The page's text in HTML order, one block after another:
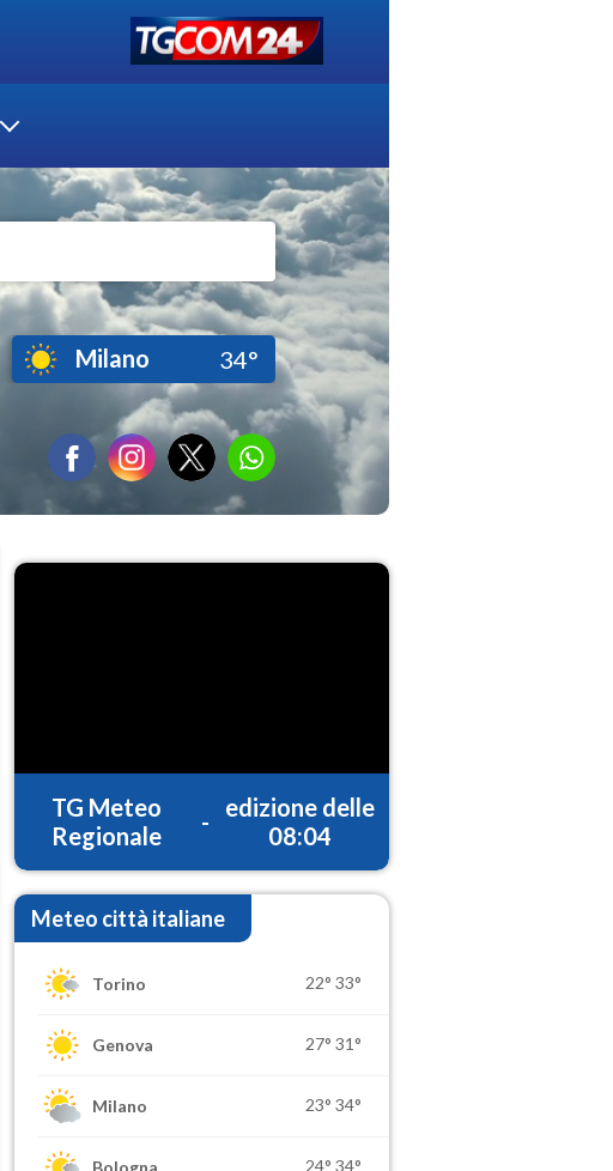
Milano 34°
TG Meteo
Regionale
-
edizione delle
08:04
Meteo città italiane
Torino 22° 33°
Genova 27° 31°
Milano 23° 34°
24° 34°